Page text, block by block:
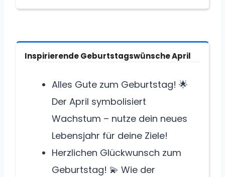
Inspirierende Geburtstagswünsche April
Alles Gute zum Geburtstag! 🌟
Der April symbolisiert
Wachstum – nutze dein neues
Lebensjahr für deine Ziele!
Herzlichen Glückwunsch zum
Geburtstag! 💫 Wie der